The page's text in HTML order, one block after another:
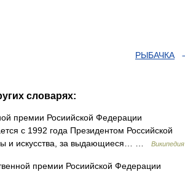
РЫБАЧКА
словарях:
премии Росиийской Федерации
с 1992 года Президентом Российской
и искусства, за выдающиеся… …
Википедия
премии Росиийской Федерации